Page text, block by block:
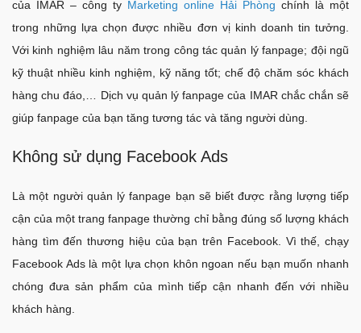
của IMAR – công ty Marketing online Hải Phòng chính là một
trong những lựa chọn được nhiều đơn vị kinh doanh tin tưởng.
Với kinh nghiệm lâu năm trong công tác quản lý fanpage; đội ngũ
kỹ thuật nhiều kinh nghiệm, kỹ năng tốt; chế độ chăm sóc khách
hàng chu đáo,… Dịch vụ quản lý fanpage của IMAR chắc chắn sẽ
giúp fanpage của bạn tăng tương tác và tăng người dùng.
Không sử dụng Facebook Ads
Là một người quản lý fanpage bạn sẽ biết được rằng lượng tiếp
cận của một trang fanpage thường chỉ bằng đúng số lượng khách
hàng tìm đến thương hiệu của bạn trên Facebook. Vì thế, chạy
Facebook Ads là một lựa chọn khôn ngoan nếu bạn muốn nhanh
chóng đưa sản phẩm của mình tiếp cận nhanh đến với nhiều
khách hàng.